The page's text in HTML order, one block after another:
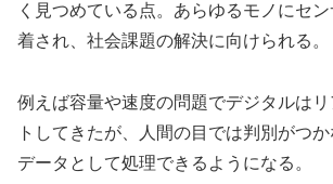
く見つめている点。あらゆるモノにセ
着され、社会課題の解決に向けられる。
例えば容量や速度の問題でデジタルは
トしてきたが、人間の目では判別がつ
データとして処理できるようになる。